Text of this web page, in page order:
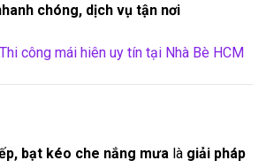
chóng, dịch vụ tận nơi
Thi công mái hiên uy tín tại Nhà Bè HCM
bạt kéo che nắng mưa là giải pháp